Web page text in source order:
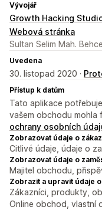
Vývojář
Growth Hacking
Webová stránka
Sultan Selim Mah.
Uvedena
30. listopad 2020 ·
Přístup k datům
Tato aplikace
vašem obchodu
ochrany osobních
Zobrazovat údaje o
Citlivé údaje, údaje o
Zobrazovat údaje o
Majitel obchodu,
Zobrazit a upravit údaje
Zákazníci, produkty,
Online obchod, vlastní